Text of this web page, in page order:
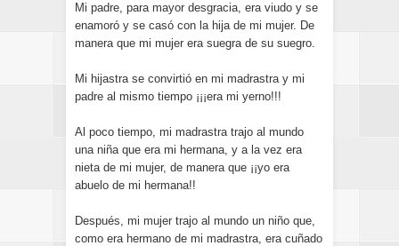
Mi padre, para mayor desgracia, era viudo y se
enamoró y se casó con la hija de mi mujer. De
manera que mi mujer era suegra de su suegro.
Mi hijastra se convirtió en mi madrastra y mi
padre al mismo tiempo ¡¡¡era mi yerno!!!
Al poco tiempo, mi madrastra trajo al mundo
una niña que era mi hermana, y a la vez era
nieta de mi mujer, de manera que ¡¡yo era
abuelo de mi hermana!!
Después, mi mujer trajo al mundo un niño que,
como era hermano de mi madrastra, era cuñado